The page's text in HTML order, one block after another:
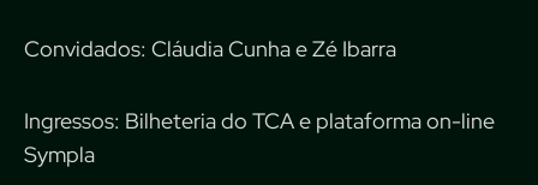
Convidados: Cláudia Cunha e Zé Ibarra
Ingressos: Bilheteria do TCA e plataforma on-line
Sympla